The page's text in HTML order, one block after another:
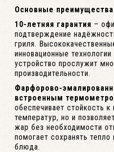
Основные
10-летняя гарантия–
подтверждение
гриля.
инновационные
устройство прослужит
производительности.
Фарфорово-
встроенным
обеспечивает стойкость
температур, но и
жар без необходимости
помогает сохранять тепло
блюда.